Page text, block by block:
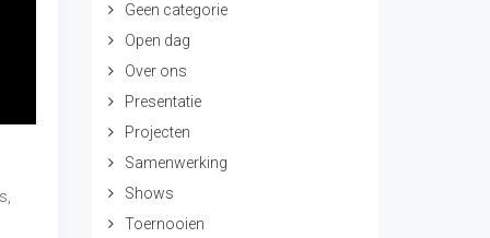
Geen categorie
Open dag
Over ons
Presentatie
Projecten
Samenwerking
Shows
Toernooien